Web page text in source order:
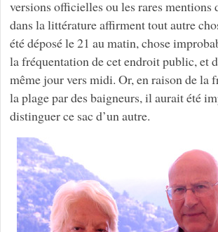
versions officielles ou les rares mentions
dans la littérature affirment tout autre
été déposé le 21 au matin, chose
la fréquentation de cet endroit public, et
même jour vers midi. Or, en raison de la
la plage par des baigneurs, il aurait été
distinguer ce sac d’un autre.